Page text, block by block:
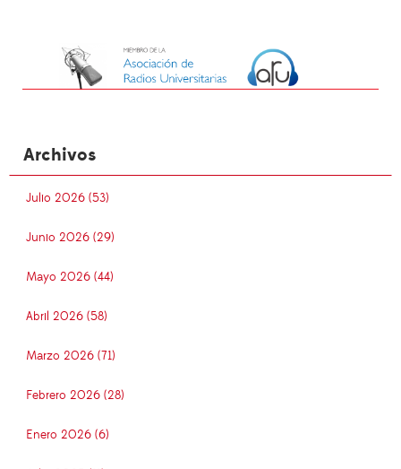
Archivos
Julio 2026 (53)
Junio 2026 (29)
Mayo 2026 (44)
Abril 2026 (58)
Marzo 2026 (71)
Febrero 2026 (28)
Enero 2026 (6)